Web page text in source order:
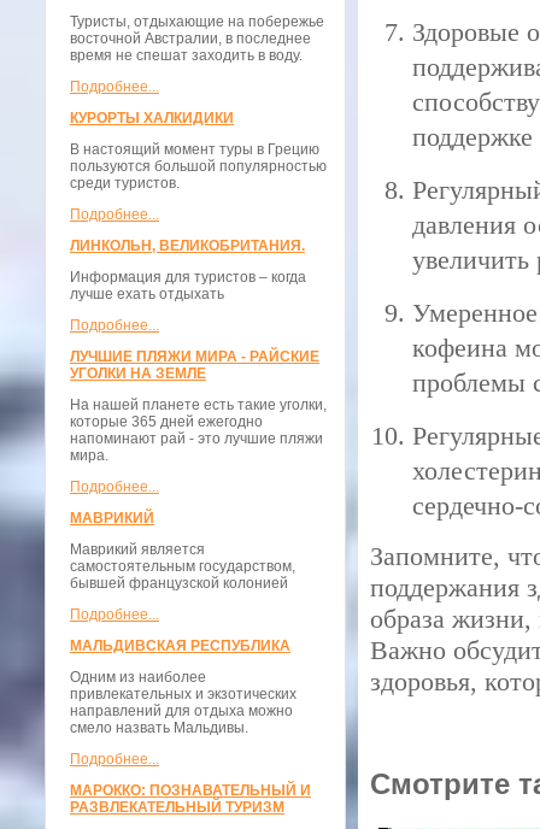
Туристы, отдыхающие на побережье
восточной Австралии, в последнее
время не спешат заходить в воду.
Подробнее...
КУРОРТЫ ХАЛКИДИКИ
В настоящий момент туры в Грецию
пользуются большой популярностью
среди туристов.
Подробнее...
ЛИНКОЛЬН, ВЕЛИКОБРИТАНИЯ.
Информация для туристов – когда
лучше ехать отдыхать
Подробнее...
ЛУЧШИЕ ПЛЯЖИ МИРА - РАЙСКИЕ
УГОЛКИ НА ЗЕМЛЕ
На нашей планете есть такие уголки,
которые 365 дней ежегодно
напоминают рай - это лучшие пляжи
мира.
Подробнее...
МАВРИКИЙ
Маврикий является
самостоятельным государством,
бывшей французской колонией
Подробнее...
МАЛЬДИВСКАЯ РЕСПУБЛИКА
Одним из наиболее
привлекательных и экзотических
направлений для отдыха можно
смело назвать Мальдивы.
Подробнее...
МАРОККО: ПОЗНАВАТЕЛЬНЫЙ И
РАЗВЛЕКАТЕЛЬНЫЙ ТУРИЗМ
Здоровые
давления
увеличить
кофеина
проблемы
сердечно-
Запомните,
поддержания
образа
Важно
здоровья,
Смотрите